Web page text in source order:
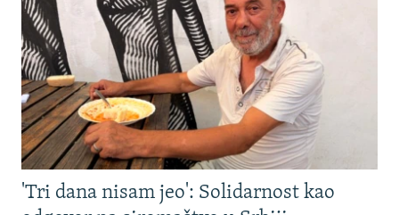
'Tri dana nisam jeo': Solidarnost kao